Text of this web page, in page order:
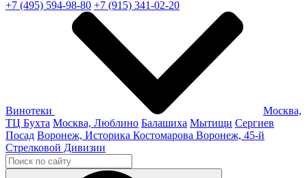
+7 (495) 594-98-80 +7 (915) 341-02-20
Винотеки
Москва,
ТЦ Бухта Москва, Люблино Балашиха Мытищи Сергиев
Посад Воронеж, Историка Костомарова Воронеж, 45-й
Стрелковой Дивизии